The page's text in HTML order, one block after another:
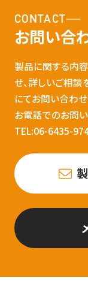
CONTACT
お問い合
製品に関する内
せ、詳しいご相
にてお問い合わせ
お電話でのお問
TEL:06-6435-